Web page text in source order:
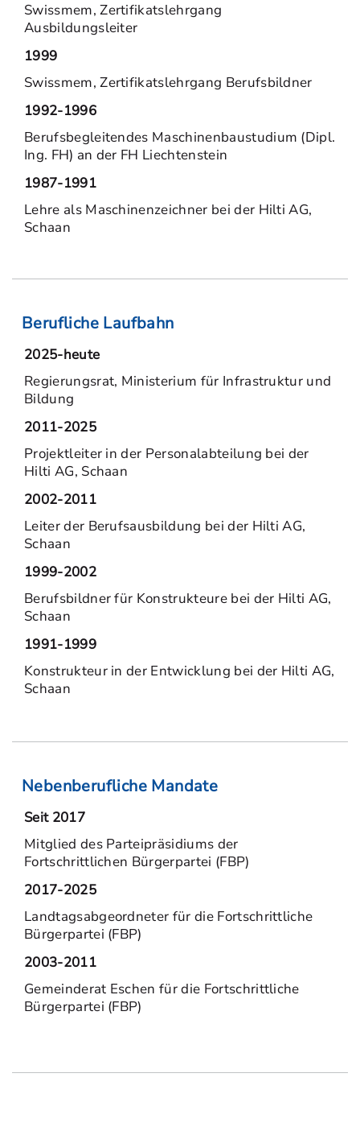
Swissmem, Zertifikatslehrgang
Ausbildungsleiter
1999
Swissmem, Zertifikatslehrgang Berufsbildner
1992-1996
Berufsbegleitendes Maschinenbaustudium (Dipl.
Ing. FH) an der FH Liechtenstein
1987-1991
Lehre als Maschinenzeichner bei der Hilti AG,
Schaan
Berufliche Laufbahn
2025-heute
Regierungsrat, Ministerium für Infrastruktur und
Bildung
2011-2025
Projektleiter in der Personalabteilung bei der
Hilti AG, Schaan
2002-2011
Leiter der Berufsausbildung bei der Hilti AG,
Schaan
1999-2002
Berufsbildner für Konstrukteure bei der Hilti AG,
Schaan
1991-1999
Konstrukteur in der Entwicklung bei der Hilti AG,
Schaan
Nebenberufliche Mandate
Seit 2017
Mitglied des Parteipräsidiums der
Fortschrittlichen Bürgerpartei (FBP)
2017-2025
Landtagsabgeordneter für die Fortschrittliche
Bürgerpartei (FBP)
2003-2011
Gemeinderat Eschen für die Fortschrittliche
Bürgerpartei (FBP)